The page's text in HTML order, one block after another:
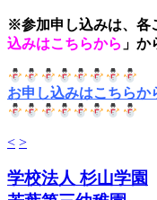
※参加申し込みは、 各
込みはこちらから 」 か
お申し込みはこちらか
< >
学校法人 杉山学園